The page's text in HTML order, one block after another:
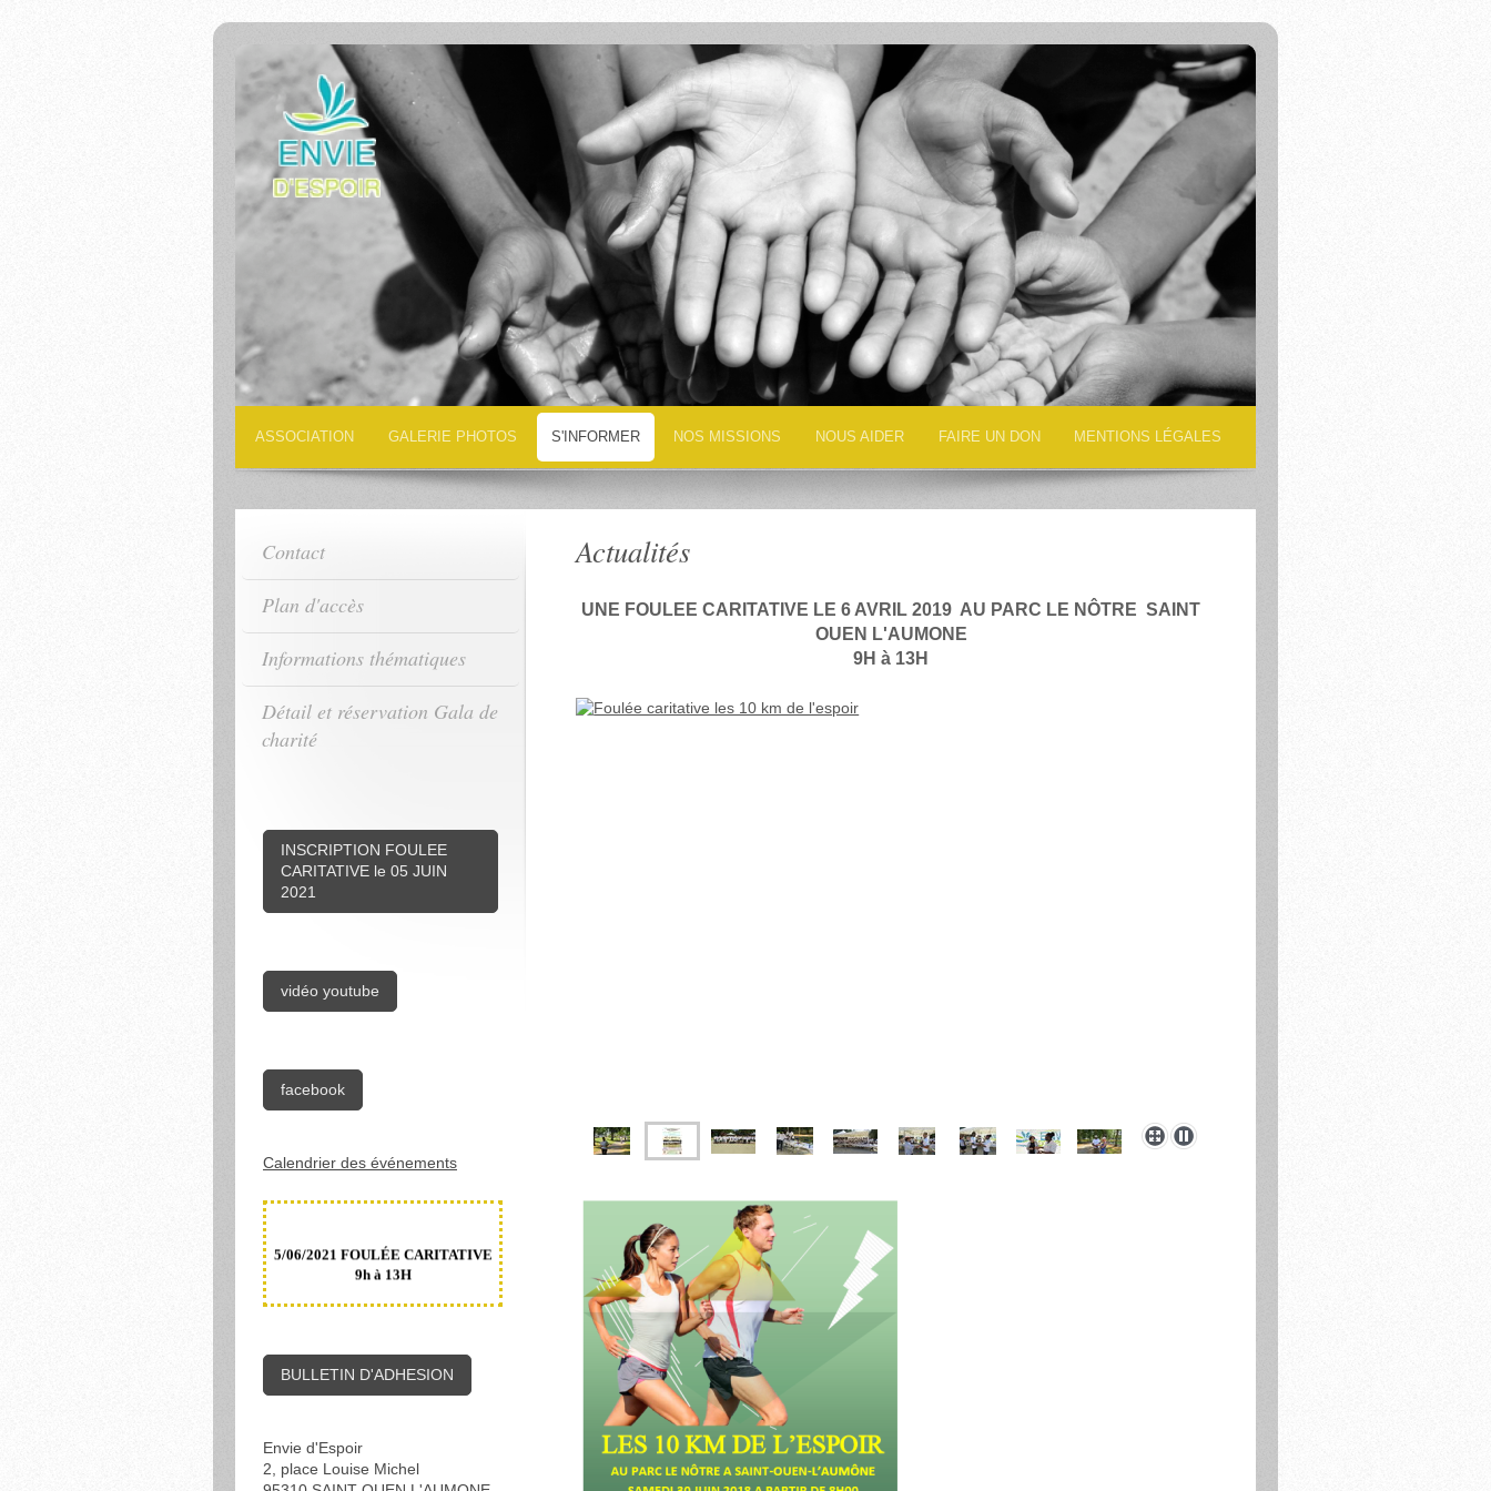
ASSOCIATION GALERIE PHOTOS S'INFORMER NOS MISSIONS NOUS AIDER FAIRE UN DON MENTIONS LÉGALES
Actualités
UNE FOULEE CARITATIVE LE 6 AVRIL 2019 AU PARC LE NÔTRE SAINT
OUEN L'AUMONE
9H à 13H
Contact
Plan d'accès
Informations thématiques
Détail et réservation Gala de
charité
INSCRIPTION FOULEE
CARITATIVE le 05 JUIN
2021
vidéo youtube
facebook
Calendrier des événements
5/06/2021 FOULÉE CARITATIVE
BULLETIN D'ADHESION
Envie d'Espoir
2, place Louise Michel